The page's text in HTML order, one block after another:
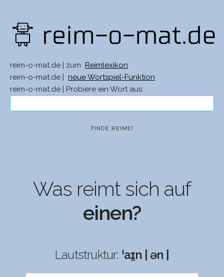
reim-o-mat.de | zum
Reimlexikon
reim-o-mat.de |
neue Wortspiel-Funktion
reim-o-mat.de | Probiere ein Wort aus:
Was reimt sich auf
einen?
Lautstruktur: ˈaɪ̯n | ən |